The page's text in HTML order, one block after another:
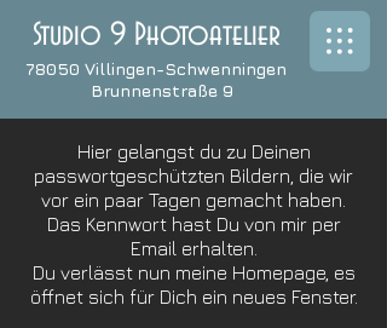
Studio 9 Photoatelier
78050 Villingen-Schwenningen
Brunnenstraße 9
Hier gelangst du zu Deinen
passwortgeschützten Bildern, die wir
vor ein paar Tagen gemacht haben.
Das Kennwort hast Du von mir per
Email erhalten.
Du verlässt nun meine Homepage, es
öffnet sich für Dich ein neues Fenster.